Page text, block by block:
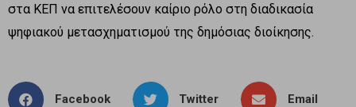
στα ΚΕΠ να επιτελέσουν καίριο ρόλο στη διαδικασία
ψηφιακού μετασχηματισμού της δημόσιας διοίκησης.
Facebook Twitter Email